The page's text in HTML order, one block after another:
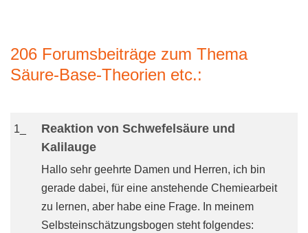
206 Forumsbeiträge zum Thema
Säure-Base-Theorien etc.:
1_
Reaktion von Schwefelsäure und
Kalilauge
Hallo sehr geehrte Damen und Herren, ich bin
gerade dabei, für eine anstehende Chemiearbeit
zu lernen, aber habe eine Frage. In meinem
Selbsteinschätzungsbogen steht folgendes: